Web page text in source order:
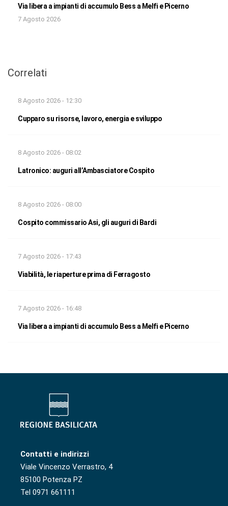
Via libera a impianti di accumulo Bess a Melfi e Picerno
7 Agosto 2026
Correlati
8 Agosto 2026 - 12:30
Cupparo su risorse, lavoro, energia e sviluppo
8 Agosto 2026 - 08:02
Latronico: auguri all’Ambasciatore Cospito
8 Agosto 2026 - 08:00
Cospito commissario Asi, gli auguri di Bardi
7 Agosto 2026 - 17:43
Viabilità, le riaperture prima di Ferragosto
7 Agosto 2026 - 16:48
Via libera a impianti di accumulo Bess a Melfi e Picerno
Contatti e indirizzi
Viale Vincenzo Verrastro, 4
85100 Potenza PZ
Tel 0971 661111